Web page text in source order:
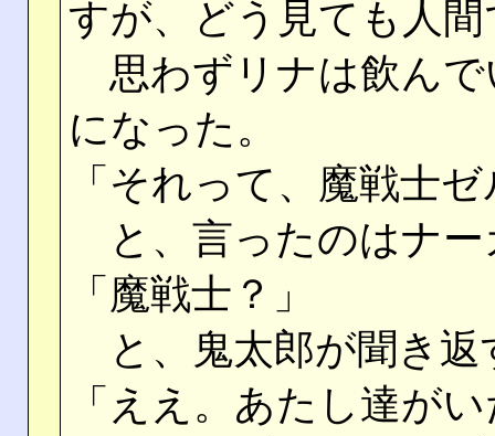
すが、どう見ても人
思わずリナは飲んで
になった。
「それって、魔戦士
と、言ったのはナー
「魔戦士？」
と、鬼太郎が聞き返
「ええ。あたし達が